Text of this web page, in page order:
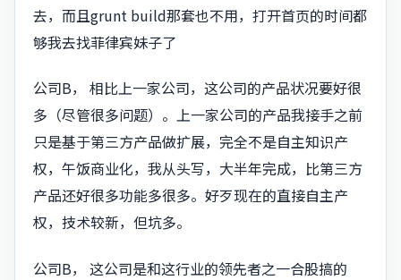
去，而且grunt build那套也不用，打开首页的时间都
够我去找菲律宾妹子了
公司B， 相比上一家公司，这公司的产品状况要好很
多（尽管很多问题）。上一家公司的产品我接手之前
只是基于第三方产品做扩展，完全不是自主知识产
权，午饭商业化，我从头写，大半年完成，比第三方
产品还好很多功能多很多。好歹现在的直接自主产
权，技术较新，但坑多。
公司B， 这公司是和这行业的领先者之一合股搞的